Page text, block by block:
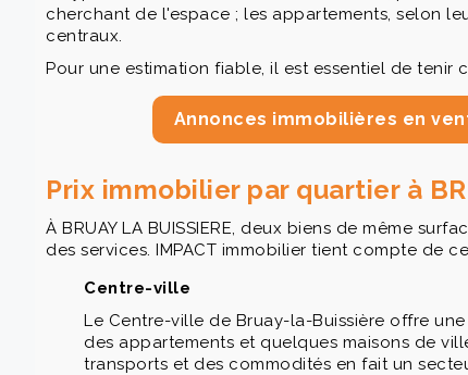
cherchant de l'espace ; les appartements, selon
centraux.
Pour une estimation fiable, il est essentiel de
Annonces immobilières en
Prix immobilier par quartier à
À BRUAY LA BUISSIERE, deux biens de même
des services. IMPACT immobilier tient compte de
Centre-ville
Le Centre-ville de Bruay-la-Buissière offre
des appartements et quelques maisons de
transports et des commodités en fait un